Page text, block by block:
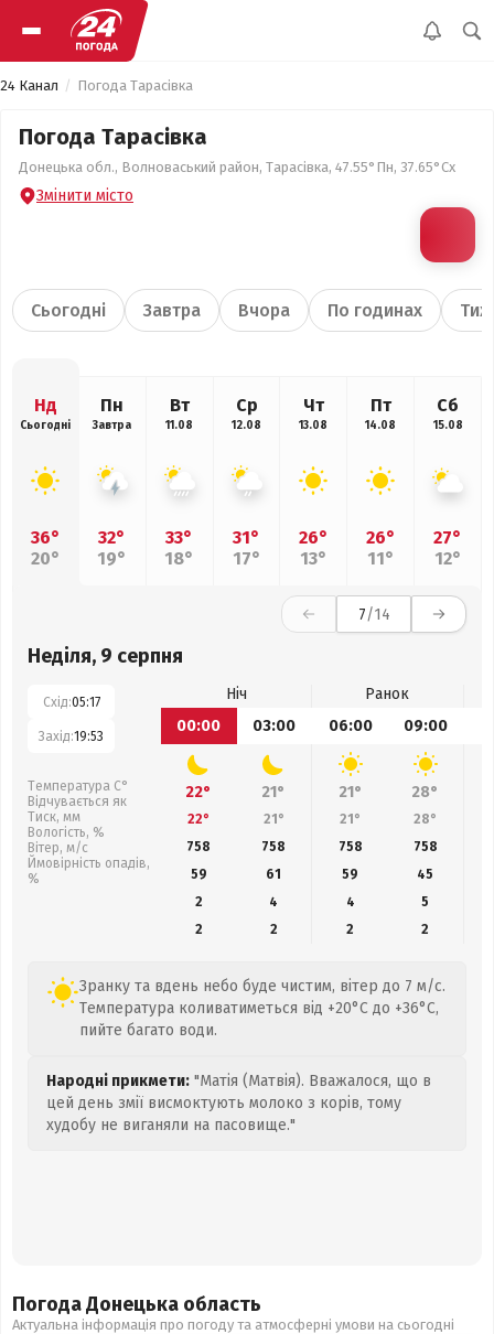
24 Канал Погода Тарасівка
Погода Тарасівка
Донецька обл., Волноваський район, Тарасівка, 47.55°Пн, 37.65°Сх
Змінити місто
Сьогодні Завтра Вчора По годинах
Нд
Сьогодні
36°
20°
Пн
Завтра
32°
19°
Вт
11.08
33°
18°
Ср
12.08
31°
17°
Чт
13.08
26°
13°
Пт
14.08
26°
11°
Сб
15.08
27°
12°
7/14
Неділя, 9 серпня
Схід:05:17
Захід:19:53
Температура С°
Відчувається як
Тиск, мм
Вологість, %
Вітер, м/с
Ймовірність опадів,
%
Ніч
Ранок
00:00
03:00 06:00 09:00
22° 21° 21° 28°
22° 21° 21° 28°
758
758 758 758
59
61 59 45
2
4 4
5
2
2 2 2
Зранку та вдень небо буде чистим, вітер до 7 м/с.
Температура коливатиметься від +20°C до +36°C,
пийте багато води.
Народні прикмети: "Матія (Матвія). Вважалося, що в
цей день змії висмоктують молоко з корів, тому
худобу не виганяли на пасовище."
Погода Донецька область
Актуальна інформація про погоду та атмосферні умови на сьогодні